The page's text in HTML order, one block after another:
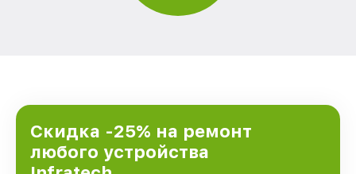
Скидка -25% на ремонт
любого устройства